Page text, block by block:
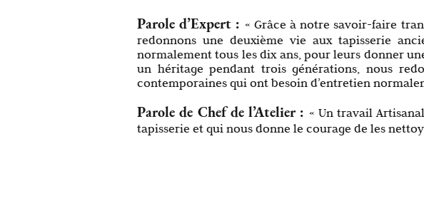
Parole d’Expert : « Grâce à notre savoir-faire
redonnons une deuxième vie aux tapisserie
normalement tous les dix ans, pour leurs donner
un héritage pendant trois générations, nous
contemporaines qui ont besoin d’entretien
Parole de Chef de l’Atelier : « Un travail
tapisserie et qui nous donne le courage de les